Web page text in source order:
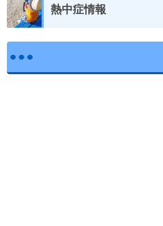
熱中症情報